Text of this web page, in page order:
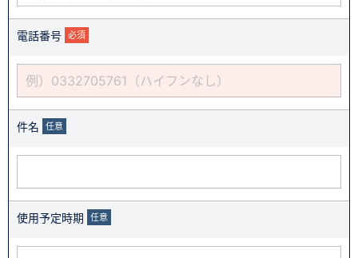
電話番号 必須
件名 任意
使用予定時期 任意